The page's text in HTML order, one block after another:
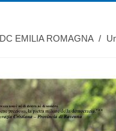
DC EMILIA ROMAGNA /